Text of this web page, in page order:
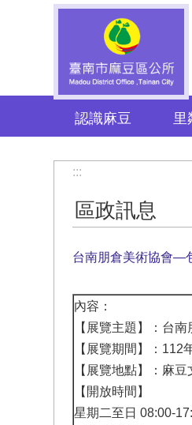
認識麻豆 里
:::
區政訊息
台南朋倉美術協會—
內容：
【展覽主題】：台
【展覽期間】：112
【展覽地點】：麻
【開放時間】
星期二至日 08:00-